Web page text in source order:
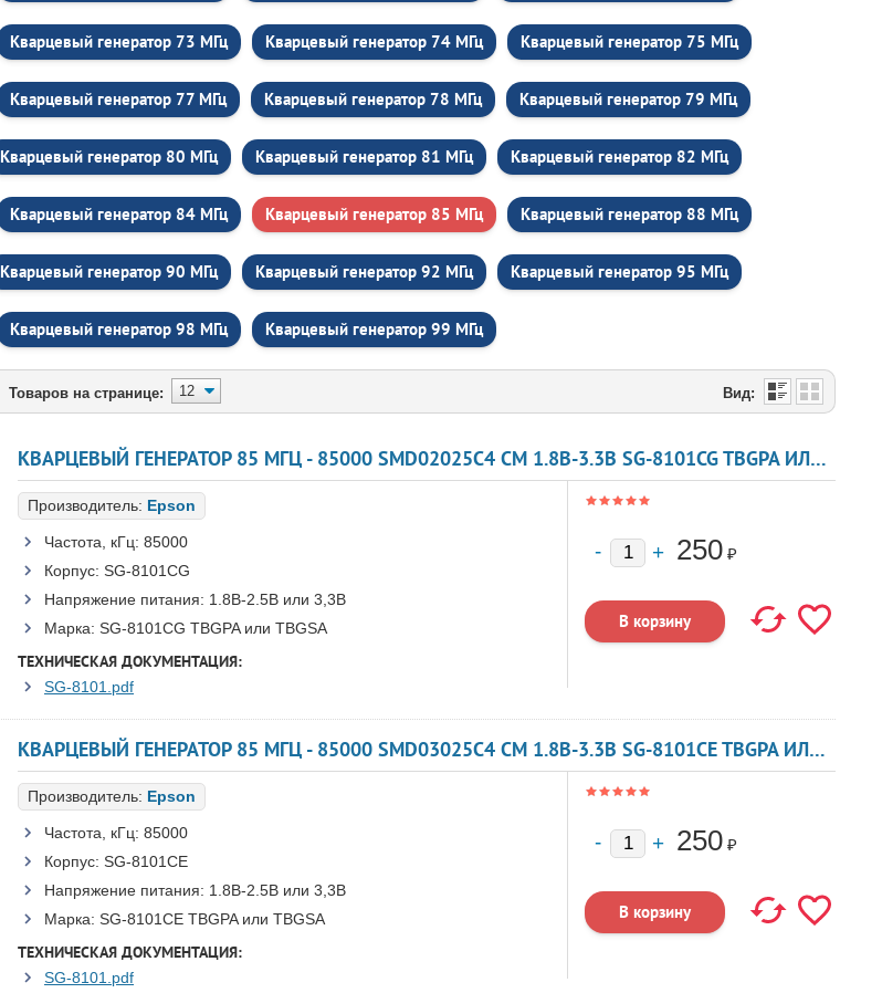
Кварцевый генератор 73 МГц Кварцевый генератор 74 МГц Кварцевый генератор 75 МГц
Кварцевый генератор 77 МГц Кварцевый генератор 78 МГц Кварцевый генератор 79 МГц
Кварцевый генератор 80 МГц Кварцевый генератор 81 МГц Кварцевый генератор 82 МГц
Кварцевый генератор 84 МГц Кварцевый генератор 85 МГц Кварцевый генератор 88 МГц
Кварцевый генератор 90 МГц Кварцевый генератор 92 МГц Кварцевый генератор 95 МГц
Кварцевый генератор 98 МГц Кварцевый генератор 99 МГц
Товаров на странице: Вид:
КВАРЦЕВЫЙ ГЕНЕРАТОР 85 МГЦ - 85000 SMD02025C4 CM 1.8В-3.3В SG-8101CG TBGPA ИЛИ TBGSA
Производитель: Epson
Частота, кГц: 85000
Корпус: SG-8101CG
Напряжение питания: 1.8В-2.5B или 3,3B
Марка: SG-8101CG TBGPA или TBGSA
ТЕХНИЧЕСКАЯ ДОКУМЕНТАЦИЯ:
SG-8101.pdf
250 ₽
КВАРЦЕВЫЙ ГЕНЕРАТОР 85 МГЦ - 85000 SMD03025C4 CM 1.8В-3.3В SG-8101CE TBGPA ИЛИ TBGSA
Производитель: Epson
Частота, кГц: 85000
Корпус: SG-8101CE
Напряжение питания: 1.8В-2.5B или 3,3B
Марка: SG-8101CE TBGPA или TBGSA
ТЕХНИЧЕСКАЯ ДОКУМЕНТАЦИЯ:
SG-8101.pdf
250 ₽